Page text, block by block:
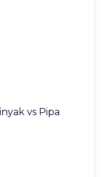
vs Pipa